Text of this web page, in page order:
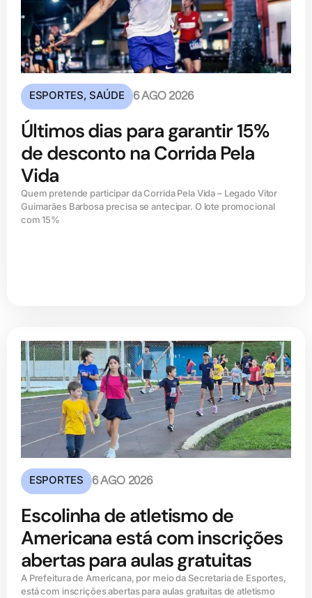
ESPORTES,SAÚDE 6 AGO 2026
Últimos dias para garantir 15%
de desconto na Corrida Pela
Vida
Quem pretende participar da Corrida Pela Vida – Legado Vitor
Guimarães Barbosa precisa se antecipar. O lote promocional
com 15%
ESPORTES 6 AGO 2026
Escolinha de atletismo de
Americana está com inscrições
abertas para aulas gratuitas
A Prefeitura de Americana, por meio da Secretaria de Esportes,
está com inscrições abertas para aulas gratuitas de atletismo